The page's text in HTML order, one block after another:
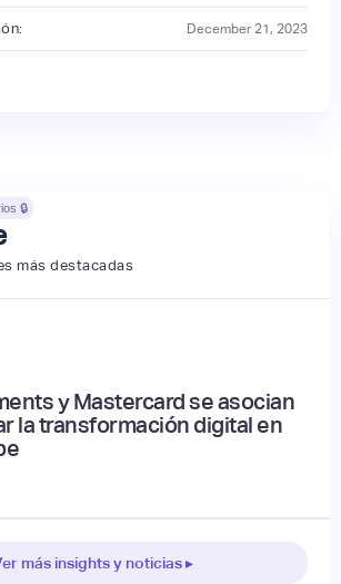
December 21, 2023
🔒
más destacadas
y Mastercard se asocian
la transformación digital en
más insights y noticias ▸